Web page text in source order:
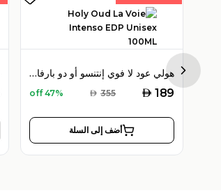
هولي عود لا فوي إنتنسو أو دو بارفان 100 مل للجنسين
AED 189
AED 355
47% off
أضف إلى السلة
Next